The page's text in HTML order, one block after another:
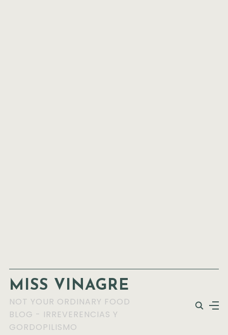
MISS VINAGRE
NOT YOUR ORDINARY FOOD
BLOG - IRREVERENCIAS Y
GORDOPILISMO